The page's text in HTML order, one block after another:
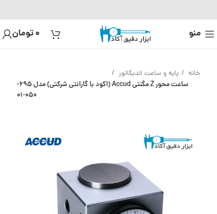
منو 0تومان
خانه پایه و ساعت اندیکاتور
ساعت محور Z مگنتی Accud (اکود با گارانتی شرکتی) مدل 695-
050-01